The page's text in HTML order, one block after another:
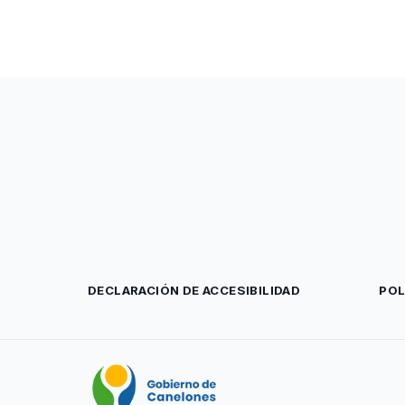
DECLARACIÓN DE ACCESIBILIDAD